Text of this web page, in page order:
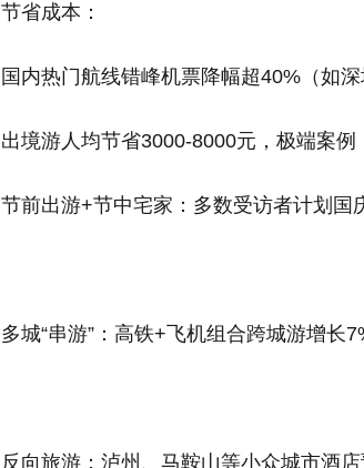
节省成本：
国内热门航线错峰机票降幅超40%（如
出境游人均节省3000-8000元，极端案例
节前出游+节中宅家：多数受访者计划国
多城“串游”：高铁+飞机组合跨城游增长
反向旅游：泸州、马鞍山等小众城市酒